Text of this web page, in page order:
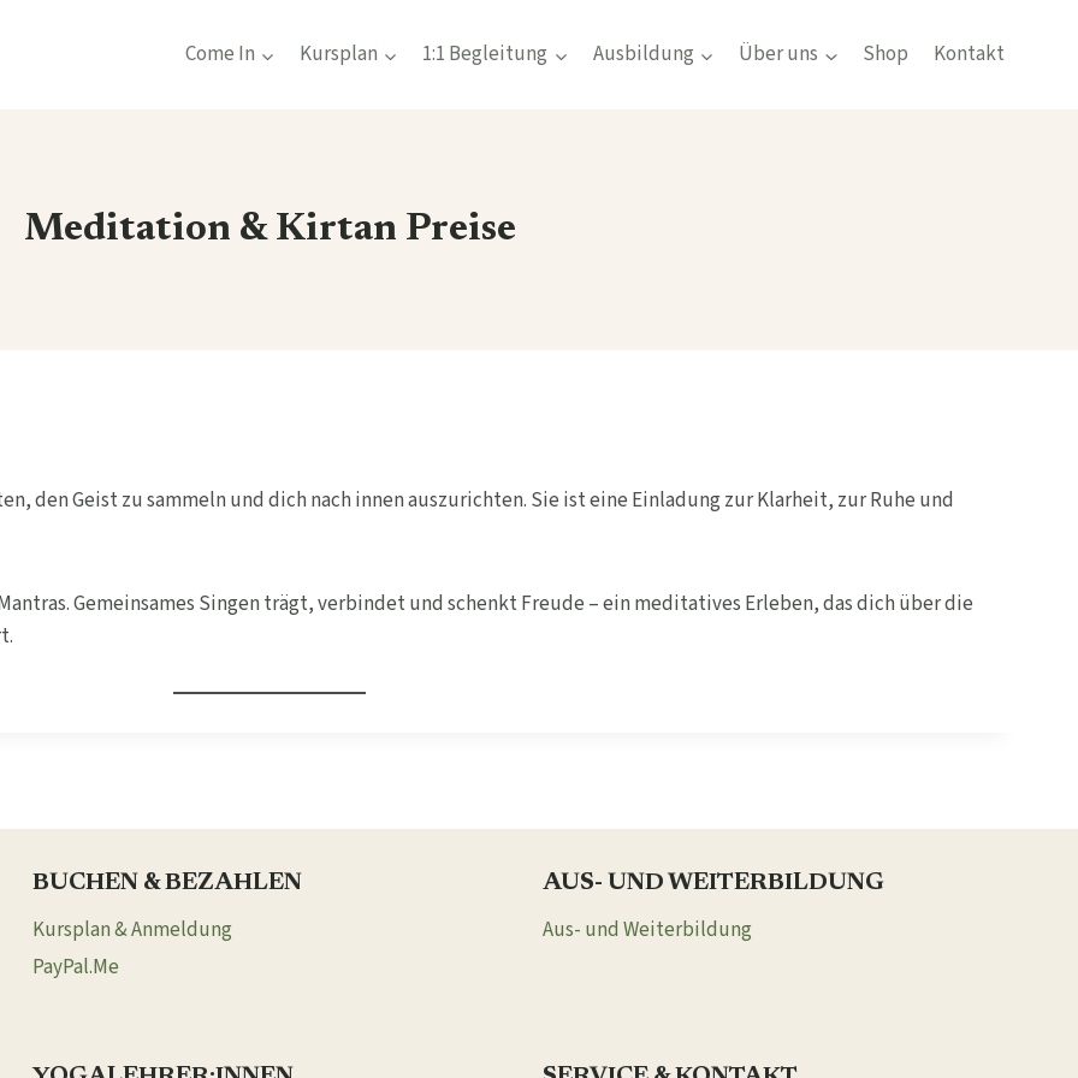
Come In Kursplan 1:1 Begleitung Ausbildung Über uns Shop Kontakt
Meditation & Kirtan Preise
den Geist zu sammeln und dich nach innen auszurichten. Sie ist eine Einladung zur Klarheit, zur Ruhe und
Gemeinsames Singen trägt, verbindet und schenkt Freude – ein meditatives Erleben, das dich über die
BUCHEN & BEZAHLEN
Kursplan & Anmeldung
PayPal.Me
AUS- UND WEITERBILDUNG
Aus- und Weiterbildung